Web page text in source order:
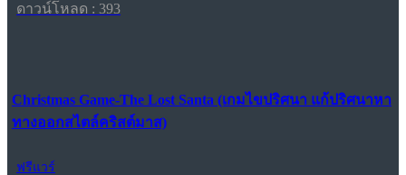
ดาวน์โหลด : 393
Christmas Game-The Lost Santa (เกมไขปริศนา แก้ปริศนาหา
ทางออกสไตล์คริสต์มาส)
ฟรีแวร์